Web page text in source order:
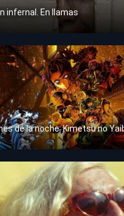
infernal. En llamas